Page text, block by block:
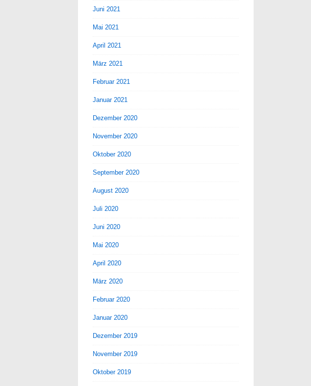
Juni 2021
Mai 2021
April 2021
März 2021
Februar 2021
Januar 2021
Dezember 2020
November 2020
Oktober 2020
September 2020
August 2020
Juli 2020
Juni 2020
Mai 2020
April 2020
März 2020
Februar 2020
Januar 2020
Dezember 2019
November 2019
Oktober 2019